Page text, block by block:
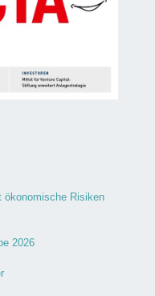
ökonomische Risiken
2026